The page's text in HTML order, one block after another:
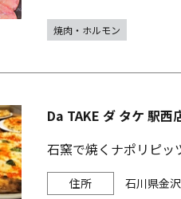
焼肉・ホルモン
Da TAKE ダ タケ 駅西
石窯で焼くナポリピッ
石川県金